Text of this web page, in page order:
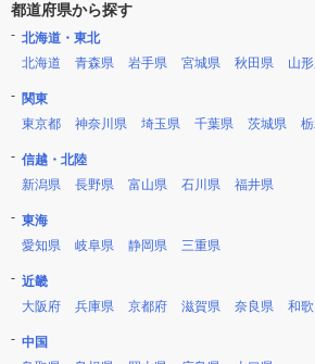
都道府県から探す
北海道・東北
北海道
青森県 岩手県 宮城県 秋田県 山
関東
東京都
神奈川県 埼玉県 千葉県 茨城県
信越・北陸
新潟県
長野県 富山県 石川県 福井県
東海
愛知県
岐阜県 静岡県 三重県
近畿
大阪府
兵庫県 京都府 滋賀県 奈良県 和
中国